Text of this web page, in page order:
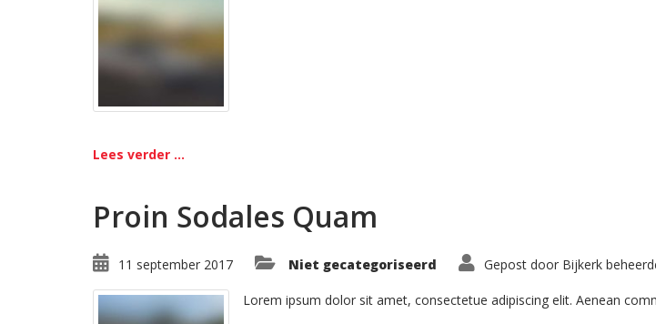
Lees verder ...
Proin Sodales Quam
11 september 2017 Niet gecategoriseerd Gepost door Bijkerk
Lorem ipsum dolor sit amet, consectetue adipiscing elit. Aenean